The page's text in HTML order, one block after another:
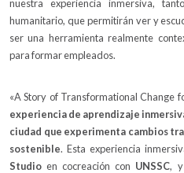
nuestra experiencia inmersiva,
humanitario, que permitirán ver y
ser una herramienta realmente
para formar empleados.
«A Story of Transformational Change
experiencia de aprendizaje
ciudad que experimenta cambios
sostenible. Esta experiencia
Studio en cocreación con UNSSC, y